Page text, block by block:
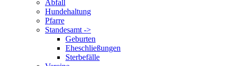
Abfall
Hundehaltung
Pfarre
Standesamt ->
Geburten
Eheschließungen
Sterbefälle